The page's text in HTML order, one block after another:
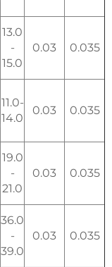
13.0
-
15.0
0.03 0.035
11.0-
14.0
0.03 0.035
19.0
-
21.0
0.03 0.035
36.0
-
39.0
0.03 0.035